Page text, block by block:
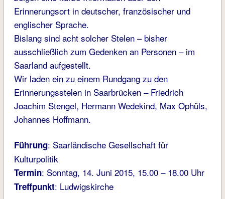
Erinnerungsort in deutscher, französischer und
englischer Sprache.
Bislang sind acht solcher Stelen – bisher
ausschließlich zum Gedenken an Personen – im
Saarland aufgestellt.
Wir laden ein zu einem Rundgang zu den
Erinnerungsstelen in Saarbrücken – Friedrich
Joachim Stengel, Hermann Wedekind, Max Ophüls,
Johannes Hoffmann.
Führung: Saarländische Gesellschaft für
Kulturpolitik
Termin: Sonntag, 14. Juni 2015, 15.00 – 18.00 Uhr
Treffpunkt: Ludwigskirche